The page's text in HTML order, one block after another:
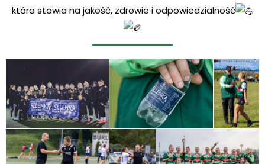
która stawia na jakość, zdrowie i odpowiedzialność